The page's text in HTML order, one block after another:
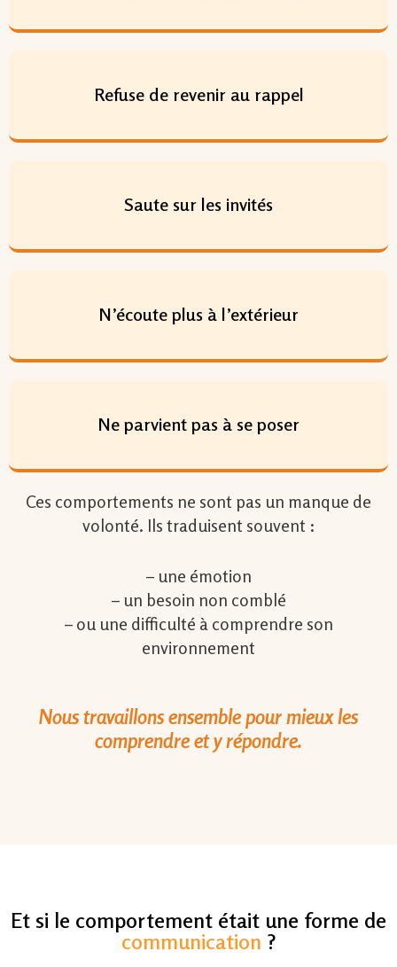
Refuse de revenir au rappel
Saute sur les invités
N’écoute plus à l’extérieur
Ne parvient pas à se poser
Ces comportements ne sont pas un manque de
volonté. Ils traduisent souvent :
– une émotion
– un besoin non comblé
– ou une difficulté à comprendre son
environnement
Nous travaillons ensemble pour mieux les
comprendre et y répondre.
Et si le comportement était une forme de
communication ?